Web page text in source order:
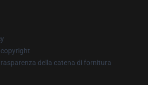
della catena di fornitura